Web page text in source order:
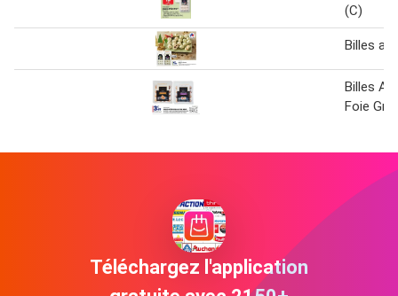
(C)
Billes
Billes
Foie
Téléchargez l'application